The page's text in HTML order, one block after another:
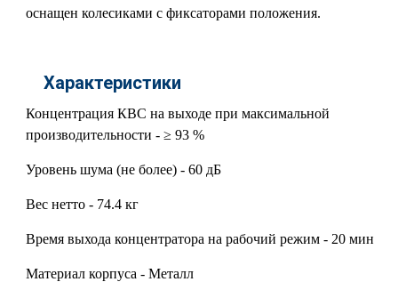
оснащен колесиками с фиксаторами положения.
Характеристики
Концентрация КВС на выходе при максимальной
производительности - ≥ 93 %
Уровень шума (не более) - 60 дБ
Вес нетто - 74.4 кг
Время выхода концентратора на рабочий режим - 20 мин
Материал корпуса - Металл